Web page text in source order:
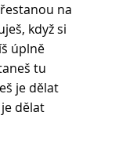
na
když si
úplně
tu
je dělat
dělat